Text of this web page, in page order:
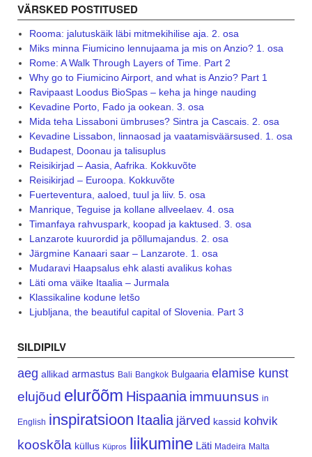
VÄRSKED POSTITUSED
Rooma: jalutuskäik läbi mitmekihilise aja. 2. osa
Miks minna Fiumicino lennujaama ja mis on Anzio? 1. osa
Rome: A Walk Through Layers of Time. Part 2
Why go to Fiumicino Airport, and what is Anzio? Part 1
Ravipaast Loodus BioSpas – keha ja hinge nauding
Kevadine Porto, Fado ja ookean. 3. osa
Mida teha Lissaboni ümbruses? Sintra ja Cascais. 2. osa
Kevadine Lissabon, linnaosad ja vaatamisväärsused. 1. osa
Budapest, Doonau ja talisuplus
Reisikirjad – Aasia, Aafrika. Kokkuvõte
Reisikirjad – Euroopa. Kokkuvõte
Fuerteventura, aaloed, tuul ja liiv. 5. osa
Manrique, Teguise ja kollane allveelaev. 4. osa
Timanfaya rahvuspark, koopad ja kaktused. 3. osa
Lanzarote kuurordid ja põllumajandus. 2. osa
Järgmine Kanaari saar – Lanzarote. 1. osa
Mudaravi Haapsalus ehk alasti avalikus kohas
Läti oma väike Itaalia – Jurmala
Klassikaline kodune letšo
Ljubljana, the beautiful capital of Slovenia. Part 3
SILDIPILV
aeg allikad armastus Bali Bangkok Bulgaaria elamise kunst
elujõud elurõõm Hispaania immuunsus in
English inspiratsioon Itaalia järved kassid kohvik
kooskõla küllus Küpros liikumine Läti Madeira Malta